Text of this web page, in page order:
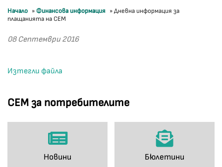
СЕМ за потребителите
Новини Бюлетини
Начало » Финансова информация »Дневна информация за
плащанията на СЕМ
08 Септември 2016
Изтегли файла